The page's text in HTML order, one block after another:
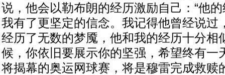
说，他会以勒布朗的经历激励自己：“他
我有了更坚定的信念。我记得他曾经说过
经历了无数的梦魇，他和我的经历十分相
候，你依旧要展示你的坚强，希望终有一
将揭幕的奥运网球赛，将是穆雷完成救赎